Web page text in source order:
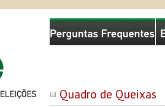
Quadro de Queixas
Comissão Nacional de Eleições